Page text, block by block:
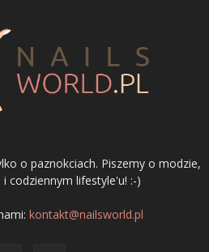
o paznokciach. Piszemy o modzie,
codziennym lifestyle'u! :-)
kontakt@nailsworld.pl